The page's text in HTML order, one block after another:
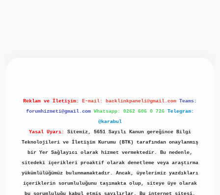
Reklam ve İletişim: E-mail: backlinkpaneli@gmail.com Teams:
forumhizmeti@gmail.com Whatsapp: 0262 606 0 726 Telegram:
@karabul
Yasal Uyarı:
Sitemiz, 5651 Sayılı Kanun gereğince Bilgi
Teknolojileri ve İletişim Kurumu (BTK) tarafından onaylanmış
bir Yer Sağlayıcı olarak hizmet vermektedir. Bu nedenle,
sitedeki içerikleri proaktif olarak denetleme veya araştırma
yükümlülüğümüz bulunmamaktadır. Ancak, üyelerimiz yazdıkları
içeriklerin sorumluluğunu taşımakta olup, siteye üye olarak
bu sorumluluğu kabul etmiş sayılırlar. Bu internet sitesi,